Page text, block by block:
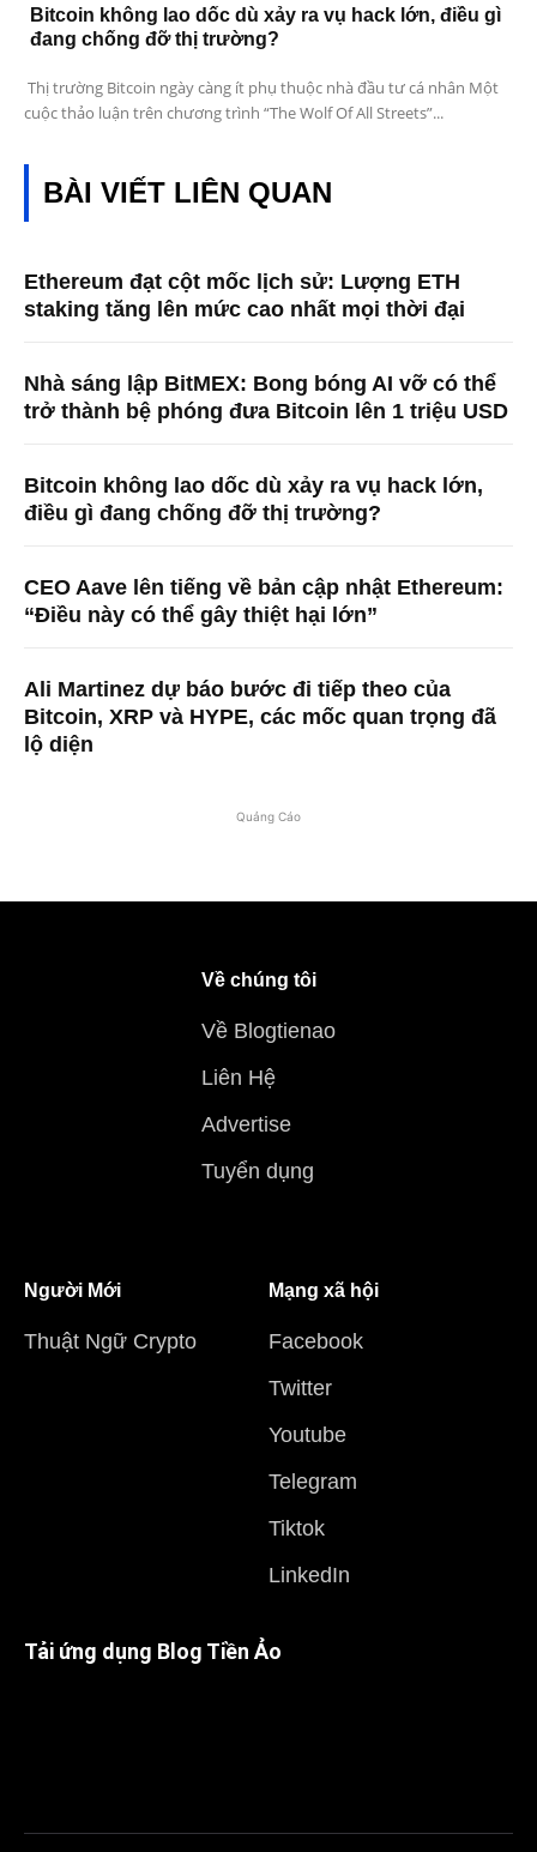
Bitcoin không lao dốc dù xảy ra vụ hack lớn, điều gì
đang chống đỡ thị trường?
Thị trường Bitcoin ngày càng ít phụ thuộc nhà đầu tư cá nhân Một
cuộc thảo luận trên chương trình “The Wolf Of All Streets”...
BÀI VIẾT LIÊN QUAN
Ethereum đạt cột mốc lịch sử: Lượng ETH
staking tăng lên mức cao nhất mọi thời đại
Nhà sáng lập BitMEX: Bong bóng AI vỡ có thể
trở thành bệ phóng đưa Bitcoin lên 1 triệu USD
Bitcoin không lao dốc dù xảy ra vụ hack lớn,
điều gì đang chống đỡ thị trường?
CEO Aave lên tiếng về bản cập nhật Ethereum:
“Điều này có thể gây thiệt hại lớn”
Ali Martinez dự báo bước đi tiếp theo của
Bitcoin, XRP và HYPE, các mốc quan trọng đã
lộ diện
Quảng Cáo
Về chúng tôi
Về Blogtienao
Liên Hệ
Advertise
Tuyển dụng
Người Mới
Thuật Ngữ Crypto
Mạng xã hội
Facebook
Twitter
Youtube
Telegram
Tiktok
LinkedIn
Tải ứng dụng Blog Tiền Ảo